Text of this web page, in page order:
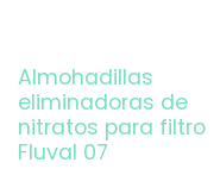
Almohadillas
eliminadoras de
nitratos para filtro
Fluval 07